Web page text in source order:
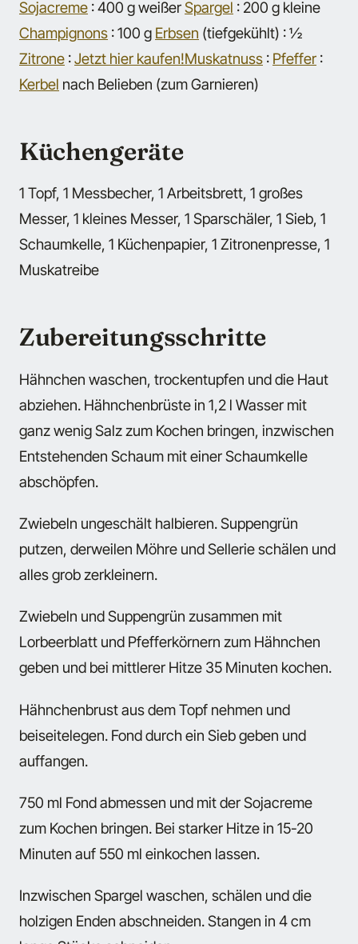
Sojacreme : 400 g weißerSpargel : 200 g kleine
Champignons : 100 g Erbsen (tiefgekühlt) : ½
Zitrone :Jetzt hier kaufen!Muskatnuss : Pfeffer :
Kerbel nach Belieben (zum Garnieren)
Küchengeräte
1 Topf, 1 Messbecher, 1 Arbeitsbrett, 1 großes
Messer, 1 kleines Messer, 1 Sparschäler, 1 Sieb, 1
Schaumkelle, 1 Küchenpapier, 1 Zitronenpresse, 1
Muskatreibe
Zubereitungsschritte
Hähnchen waschen, trockentupfen und die Haut
abziehen. Hähnchenbrüste in 1,2 l Wasser mit
ganz wenig Salz zum Kochen bringen, inzwischen
Entstehenden Schaum mit einer Schaumkelle
abschöpfen.
Zwiebeln ungeschält halbieren. Suppengrün
putzen, derweilen Möhre und Sellerie schälen und
alles grob zerkleinern.
Zwiebeln und Suppengrün zusammen mit
Lorbeerblatt und Pfefferkörnern zum Hähnchen
geben und bei mittlerer Hitze 35 Minuten kochen.
Hähnchenbrust aus dem Topf nehmen und
beiseitelegen. Fond durch ein Sieb geben und
auffangen.
750 ml Fond abmessen und mit der Sojacreme
zum Kochen bringen. Bei starker Hitze in 15-20
Minuten auf 550 ml einkochen lassen.
Inzwischen Spargel waschen, schälen und die
holzigen Enden abschneiden. Stangen in 4 cm